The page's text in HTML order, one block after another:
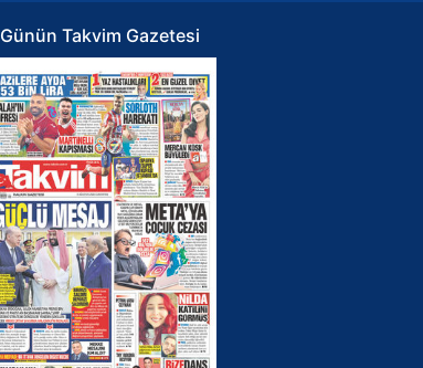
Günün Takvim Gazetesi